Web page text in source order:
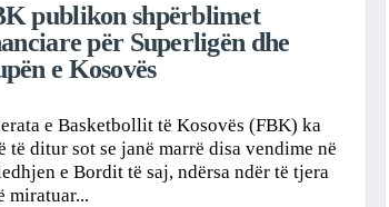
publikon shpërblimet
për Superligën dhe
e Kosovës
e Basketbollit të Kosovës (FBK) ka
të ditur sot se janë marrë disa vendime në
e Bordit të saj, ndërsa ndër të tjera
miratuar...